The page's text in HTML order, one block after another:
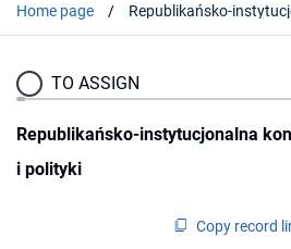
Home page
TO ASSIGN
Republikańsko-instytucjonalna
i polityki
Copy record